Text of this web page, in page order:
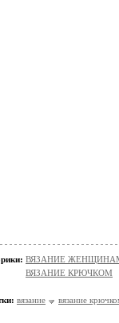
ВЯЗАНИЕ ЖЕНЩИНАМ/
ВЯЗАНИЕ КРЮЧКОМ
вязание вязание